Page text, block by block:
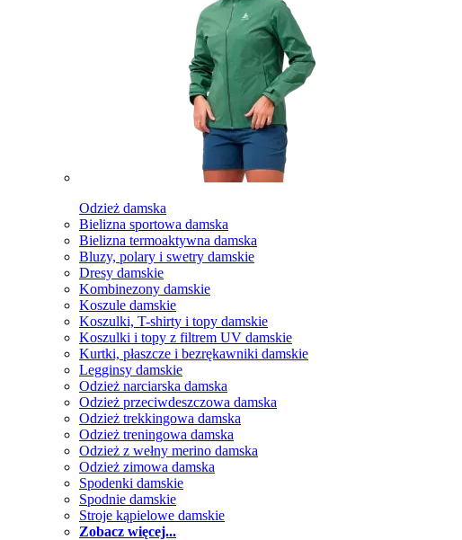
Odzież damska
Bielizna sportowa damska
Bielizna termoaktywna damska
Bluzy, polary i swetry damskie
Dresy damskie
Kombinezony damskie
Koszule damskie
Koszulki, T-shirty i topy damskie
Koszulki i topy z filtrem UV damskie
Kurtki, płaszcze i bezrękawniki damskie
Legginsy damskie
Odzież narciarska damska
Odzież przeciwdeszczowa damska
Odzież trekkingowa damska
Odzież treningowa damska
Odzież z wełny merino damska
Odzież zimowa damska
Spodenki damskie
Spodnie damskie
Stroje kąpielowe damskie
Zobacz więcej...